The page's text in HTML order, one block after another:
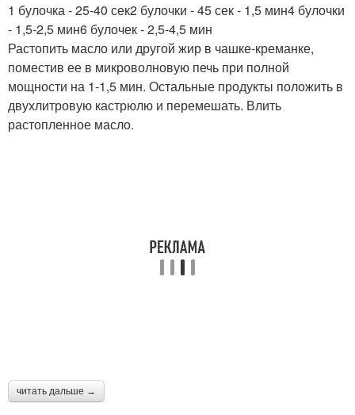
1 булочка - 25-40 сек2 булочки - 45 сек - 1,5 мин4 булочки
- 1,5-2,5 мин6 булочек - 2,5-4,5 мин
Растопить масло или другой жир в чашке-креманке,
поместив ее в микроволновую печь при полной
мощности на 1-1,5 мин. Остальные продукты положить в
двухлитровую кастрюлю и перемешать. Влить
растопленное масло.
читать дальше →